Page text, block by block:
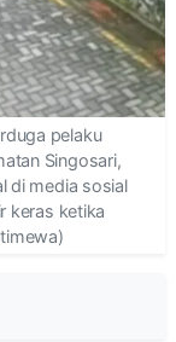
pelaku
Singosari,
di media sosial
keras ketika